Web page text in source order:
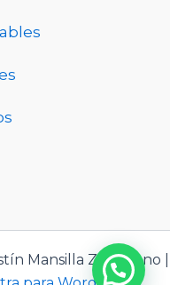
Mansilla Zambrano |